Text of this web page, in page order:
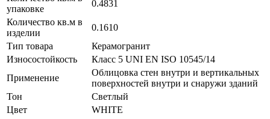
упаковке
0.4831
Количество кв.м в
изделии
0.1610
Тип товара
Керамогранит
Износостойкость
Класс 5 UNI EN ISO 10545/14
Применение
Облицовка стен внутри и вертикальных
поверхностей внутри и снаружи зданий
Тон
Светлый
Цвет
WHITE